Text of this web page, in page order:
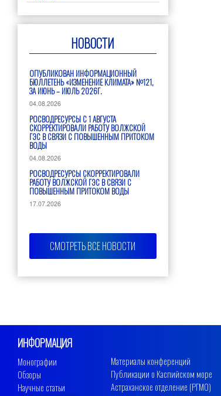
НОВОСТИ
ОПУБЛИКОВАН ИНФОРМАЦИОННЫЙ
БЮЛЛЕТЕНЬ «ИЗМЕНЕНИЕ КЛИМАТА» №121,
ЗА ИЮНЬ – ИЮЛЬ 2026Г.
04.08.2026
РОСВОДРЕСУРСЫ С 1 АВГУСТА
СКОРРЕКТИРОВАЛИ РАБОТУ ВОЛЖСКОЙ
ГЭС В СВЯЗИ С ПОВЫШЕННЫМ ПРИТОКОМ
ВОДЫ
04.08.2026
РОСВОДРЕСУРСЫ СКОРРЕКТИРОВАЛИ
РАБОТУ ВОЛЖСКОЙ ГЭС В СВЯЗИ С
ПОВЫШЕННЫМ ПРИТОКОМ ВОДЫ
17.07.2026
СМОТРЕТЬ ВСЕ НОВОСТИ
ИНФОРМАЦИЯ
Монографии
Обзоры
Научные статьи
Материалы конференций
Публикации о Каспийском море
Астраханское отделение (РГМО)